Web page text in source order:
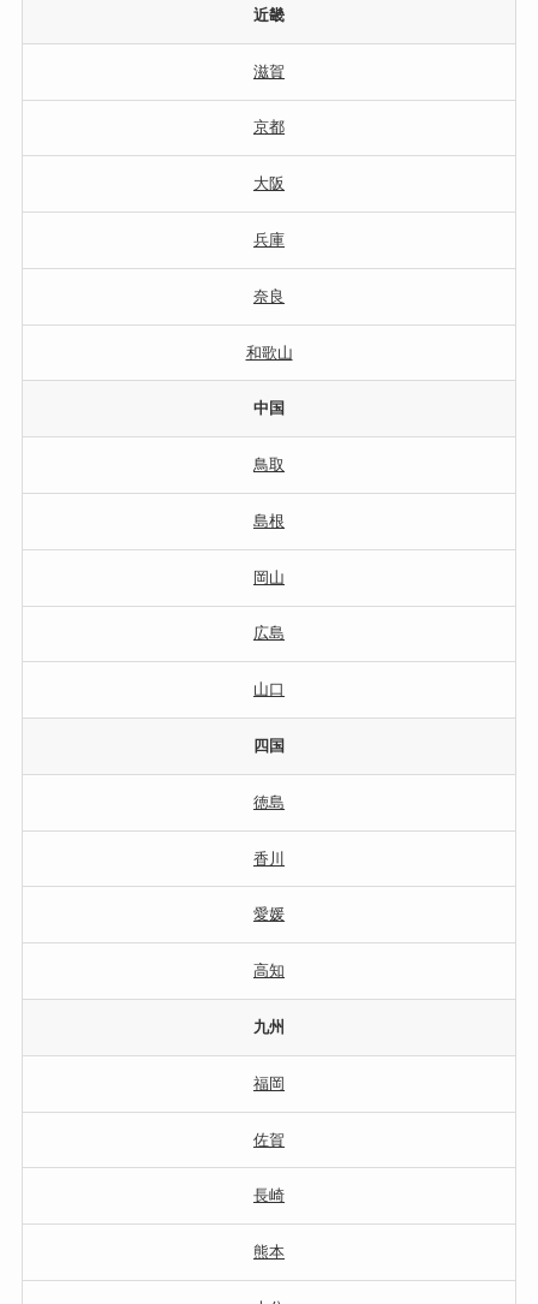
近畿
滋賀
京都
大阪
兵庫
奈良
和歌山
中国
鳥取
島根
岡山
広島
山口
四国
徳島
香川
愛媛
高知
九州
福岡
佐賀
長崎
熊本